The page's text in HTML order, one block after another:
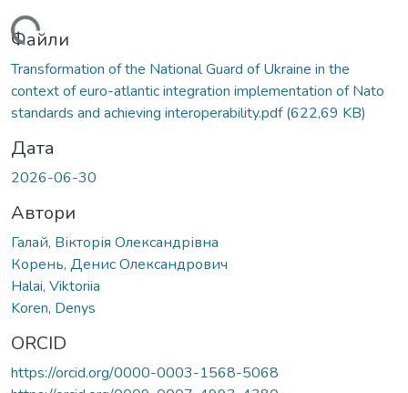
Файли
Transformation of the National Guard of Ukraine in the
context of euro-atlantic integration implementation of Nato
standards and achieving interoperability.pdf(622,69 KB)
Дата
2026-06-30
Автори
Галай, Вікторія Олександрівна
Корень, Денис Олександрович
Halai, Viktoriia
Koren, Denys
ORCID
https://orcid.org/0000-0003-1568-5068